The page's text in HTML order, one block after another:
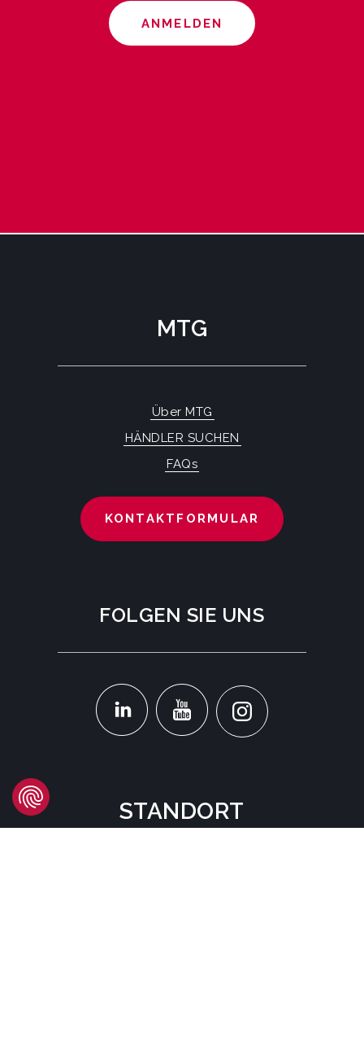
ANMELDEN
STANDORT
MTG
Über MTG
HÄNDLER SUCHEN
FAQs
KONTAKTFORMULAR
FOLGEN SIE UNS